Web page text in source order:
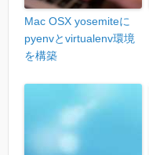
Mac OSX yosemiteに
pyenvとvirtualenv環境
を構築